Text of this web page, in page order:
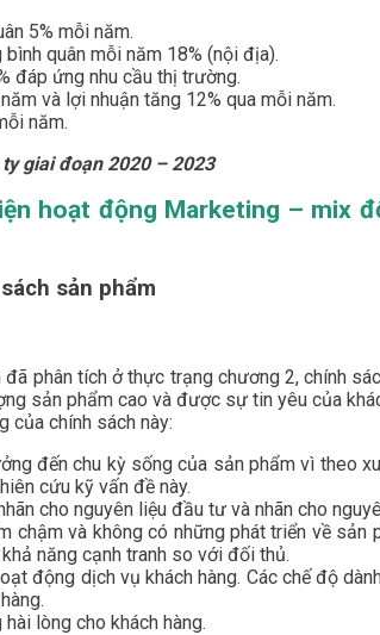
5% mỗi năm.
quân mỗi năm 18% (nội địa).
đáp ứng nhu cầu thị trường.
và lợi nhuận tăng 12% qua mỗi năm.
năm.
giai đoạn 2020 – 2023
hoạt động Marketing – mix
sản phẩm
phân tích ở thực trạng chương 2, chính
sản phẩm cao và được sự tin yêu của
của chính sách này:
đến chu kỳ sống của sản phẩm vì theo
cứu kỹ vấn đề này.
cho nguyên liệu đầu tư và nhãn cho
chậm và không có những phát triển về
năng cạnh tranh so với đối thủ.
động dịch vụ khách hàng. Các chế độ
lòng cho khách hàng.